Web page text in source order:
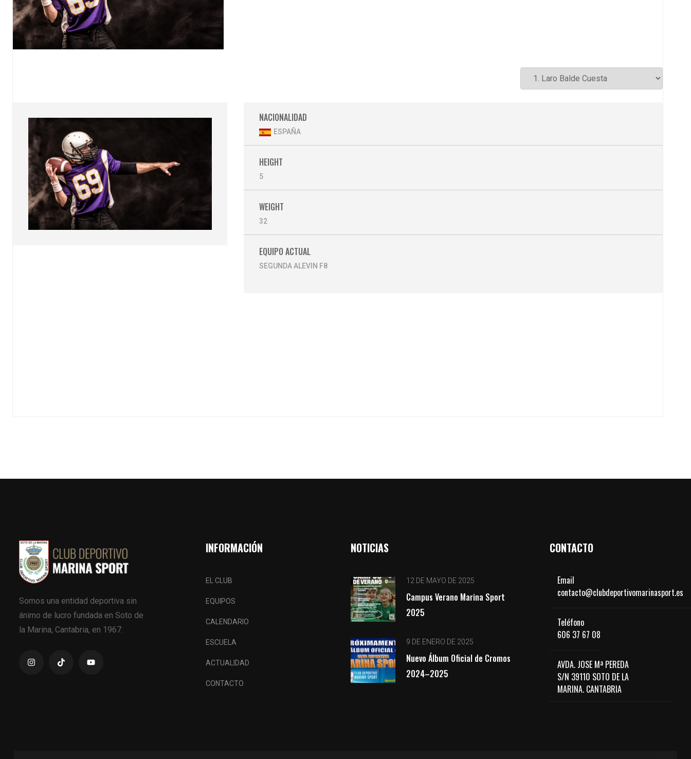
NACIONALIDAD
ESPAÑA
HEIGHT
5
WEIGHT
32
EQUIPO ACTUAL
SEGUNDA ALEVIN F8
Somos una entidad deportiva sin
ánimo de lucro fundada en Soto de
la Marina, Cantabria, en 1967.
INFORMACIÓN
EL CLUB
EQUIPOS
CALENDARIO
ESCUELA
ACTUALIDAD
CONTACTO
NOTICIAS
12 DE MAYO DE 2025
Campus Verano Marina Sport
2025
9 DE ENERO DE 2025
Nuevo Álbum Oficial de Cromos
2024–2025
CONTACTO
Email
contacto@clubdeportivomarinasport.es
Teléfono
606 37 67 08
AVDA. JOSE Mª PEREDA
S/N 39110 SOTO DE LA
MARINA. CANTABRIA